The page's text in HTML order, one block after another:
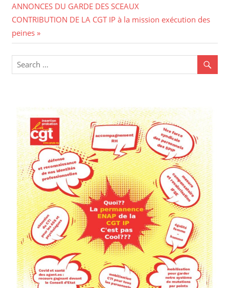
ANNONCES DU GARDE DES SCEAUX
CONTRIBUTION DE LA CGT IP à la mission exécution des
peines